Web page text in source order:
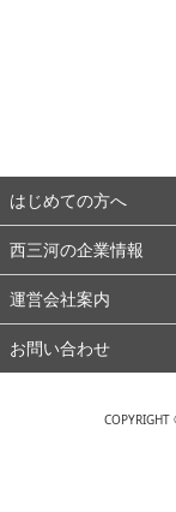
はじめての方へ
西三河の企業情報
運営会社案内
お問い合わせ
COPYRIGHT